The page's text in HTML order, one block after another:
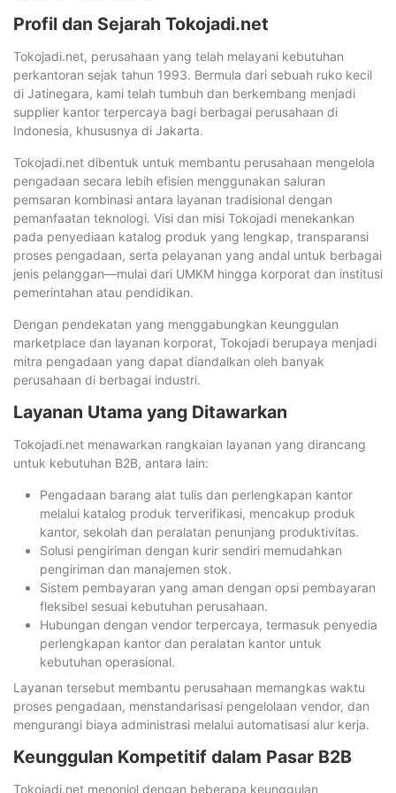
Profil dan Sejarah Tokojadi.net
Tokojadi.net, perusahaan yang telah melayani kebutuhan
perkantoran sejak tahun 1993. Bermula dari sebuah ruko kecil
di Jatinegara, kami telah tumbuh dan berkembang menjadi
supplier kantor terpercaya bagi berbagai perusahaan di
Indonesia, khususnya di Jakarta.
Tokojadi.net dibentuk untuk membantu perusahaan mengelola
pengadaan secara lebih efisien menggunakan saluran
pemsaran kombinasi antara layanan tradisional dengan
pemanfaatan teknologi. Visi dan misi Tokojadi menekankan
pada penyediaan katalog produk yang lengkap, transparansi
proses pengadaan, serta pelayanan yang andal untuk berbagai
jenis pelanggan—mulai dari UMKM hingga korporat dan institusi
pemerintahan atau pendidikan.
Dengan pendekatan yang menggabungkan keunggulan
marketplace dan layanan korporat, Tokojadi berupaya menjadi
mitra pengadaan yang dapat diandalkan oleh banyak
perusahaan di berbagai industri.
Layanan Utama yang Ditawarkan
Tokojadi.net menawarkan rangkaian layanan yang dirancang
untuk kebutuhan B2B, antara lain:
Pengadaan barang alat tulis dan perlengkapan kantor
melalui katalog produk terverifikasi, mencakup produk
kantor, sekolah dan peralatan penunjang produktivitas.
Solusi pengiriman dengan kurir sendiri memudahkan
pengiriman dan manajemen stok.
Sistem pembayaran yang aman dengan opsi pembayaran
fleksibel sesuai kebutuhan perusahaan.
Hubungan dengan vendor terpercaya, termasuk penyedia
perlengkapan kantor dan peralatan kantor untuk
kebutuhan operasional.
Layanan tersebut membantu perusahaan memangkas waktu
proses pengadaan, menstandarisasi pengelolaan vendor, dan
mengurangi biaya administrasi melalui automatisasi alur kerja.
Keunggulan Kompetitif dalam Pasar B2B
Tokojadi.net menonjol dengan beberapa keunggulan